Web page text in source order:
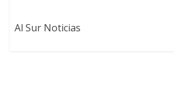
Al Sur Noticias